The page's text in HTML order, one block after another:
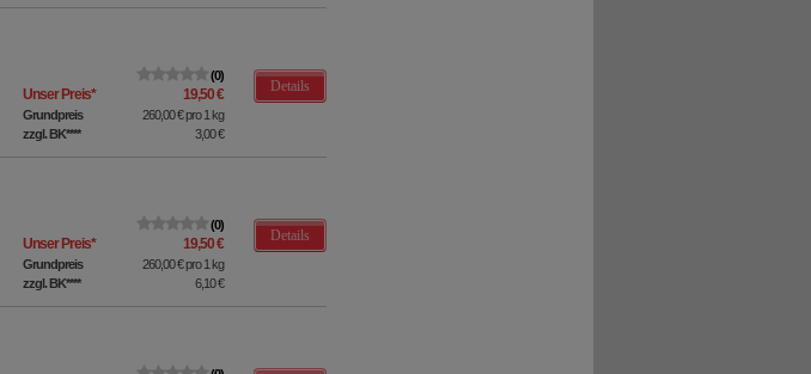
0
Unser Preis* 19,50 €
Grundpreis 260,00 €pro 1 kg
zzgl. BK**** 3,00 €
Details
0
Unser Preis* 19,50 €
Grundpreis 260,00 €pro 1 kg
zzgl. BK**** 6,10 €
Details